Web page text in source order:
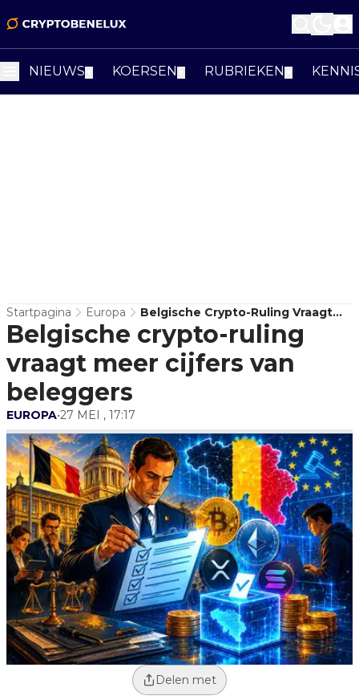
NIEUWS KOERSEN RUBRIEKEN
Startpagina Europa
Belgische Crypto-Ruling Vraagt
Meer Cijfers Van Beleggers
Belgische crypto-ruling
vraagt meer cijfers van
beleggers
EUROPA•27 MEI , 17:17
Delen met